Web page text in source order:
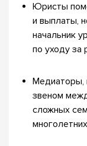
Юристы
и выплаты,
начальник
по уходу за
Медиаторы,
звеном
сложных